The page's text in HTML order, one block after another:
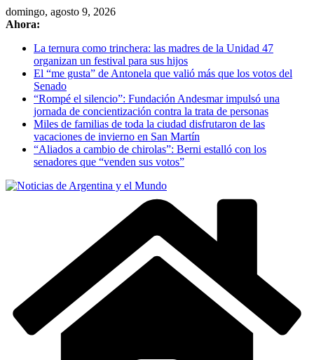
Skip
to
domingo, agosto 9, 2026
Ahora:
La ternura como trinchera: las madres de la Unidad 47
organizan un festival para sus hijos
El “me gusta” de Antonela que valió más que los votos del
Senado
“Rompé el silencio”: Fundación Andesmar impulsó una
jornada de concientización contra la trata de personas
Miles de familias de toda la ciudad disfrutaron de las
vacaciones de invierno en San Martín
“Aliados a cambio de chirolas”: Berni estalló con los
senadores que “venden sus votos”